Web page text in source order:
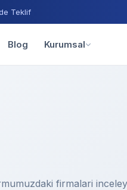
Teklif
Blog Kurumsal
firmalari